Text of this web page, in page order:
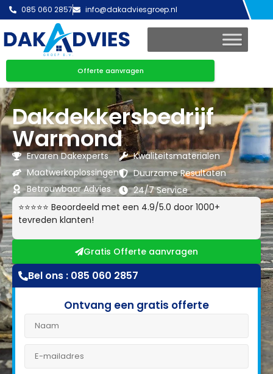
085 060 2857 info@dakadviesgroep.nl
Offerte aanvragen
Dakdekkersbedrijf
Warmond
Ervaren Dakexperts
Maatwerkoplossingen
Betrouwbaar Advies
Kwaliteitsmaterialen
Duurzame Resultaten
24/7 Service
⭐⭐⭐⭐⭐ Beoordeeld met een 4.9/5.0 door 1000+
tevreden klanten!
Gratis Offerte aanvragen
Bel ons : 085 060 2857
Ontvang een gratis offerte